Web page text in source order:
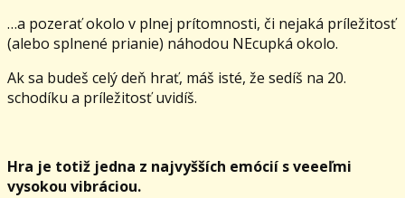
…a pozerať okolo v plnej prítomnosti, či nejaká príležitosť
(alebo splnené prianie) náhodou NEcupká okolo.
Ak sa budeš celý deň hrať, máš isté, že sedíš na 20.
schodíku a príležitosť uvidíš.
Hra je totiž jedna z najvyšších emócií s veeeľmi
vysokou vibráciou.